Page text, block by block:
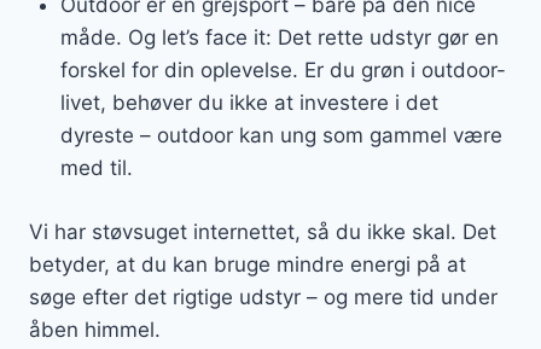
Outdoor er en grejsport – bare på den nice
måde. Og let’s face it: Det rette udstyr gør en
forskel for din oplevelse. Er du grøn i outdoor-
livet, behøver du ikke at investere i det
dyreste – outdoor kan ung som gammel være
med til.
Vi har støvsuget internettet, så du ikke skal. Det
betyder, at du kan bruge mindre energi på at
søge efter det rigtige udstyr – og mere tid under
åben himmel.